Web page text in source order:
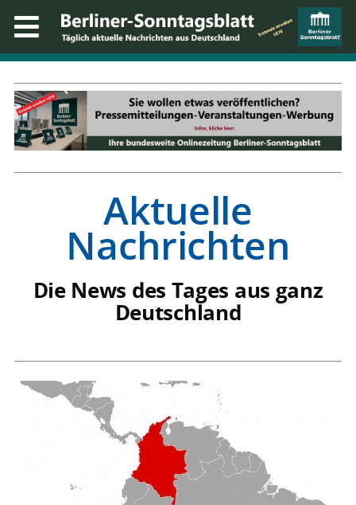
Aktuelle
Nachrichten
Die News des Tages aus ganz
Deutschland